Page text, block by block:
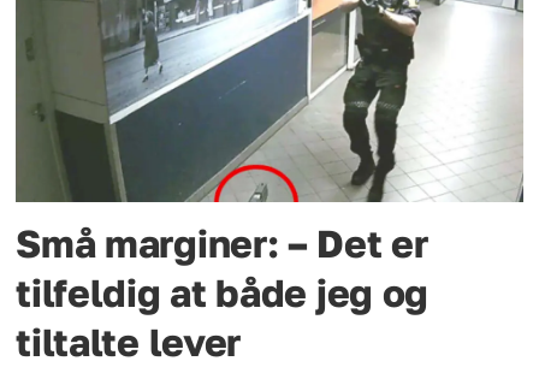
Små marginer: – Det er
tilfeldig at både jeg og
tiltalte lever